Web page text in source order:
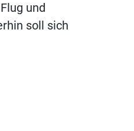
und
soll sich